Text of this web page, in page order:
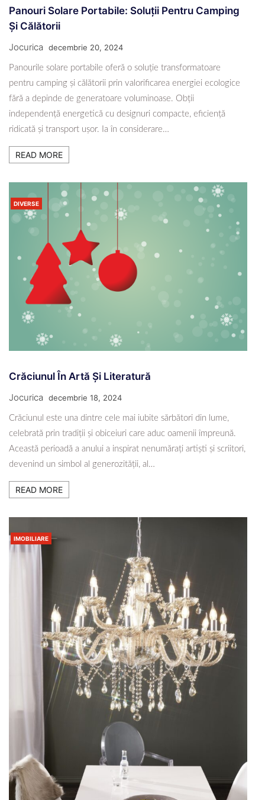
Panouri Solare Portabile: Soluții Pentru Camping
Și Călătorii
Jocurica decembrie 20, 2024
Panourile solare portabile oferă o soluție transformatoare
pentru camping și călătorii prin valorificarea energiei ecologice
fără a depinde de generatoare voluminoase. Obții
independență energetică cu designuri compacte, eficiență
ridicată și transport ușor. Ia în considerare…
READ MORE
DIVERSE
Crăciunul În Artă Și Literatură
Jocurica decembrie 18, 2024
Crăciunul este una dintre cele mai iubite sărbători din lume,
celebrată prin tradiții și obiceiuri care aduc oamenii împreună.
Această perioadă a anului a inspirat nenumărați artiști și scriitori,
devenind un simbol al generozității, al…
READ MORE
IMOBILIARE